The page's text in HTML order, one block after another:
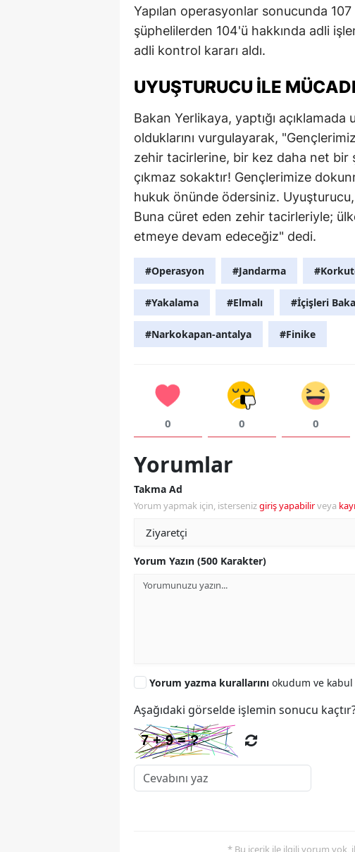
Yapılan operasyonlar sonucunda
şüphelilerden 104'ü hakkında adli
adli kontrol kararı aldı.
UYUŞTURUCU ILE
Bakan Yerlikaya, yaptığı
olduklarını vurgulayarak,
zehir tacirlerine, bir kez daha net
çıkmaz sokaktır! Gençlerimize
hukuk önünde ödersiniz. Uyuşturucu,
Buna cüret eden zehir tacirleriyle;
etmeye devam edeceğiz" dedi.
#Operasyon #Jandarma
#Yakalama #Elmalı #İçişleri
#Narkokapan-antalya #Finike
0 0 0
Yorumlar
Takma Ad
Yorum yapmak için, istersenizgiriş yapabilirveya
Yorum Yazın (500 Karakter)
Yorum yazma kurallarını okudum ve
Aşağıdaki görselde işlemin sonucu
* Bu içerik ile ilgili yorum yok,